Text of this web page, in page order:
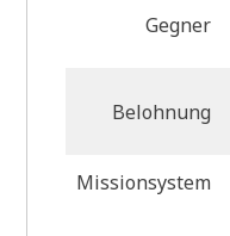
Gegner
Belohnung
Missionsystem